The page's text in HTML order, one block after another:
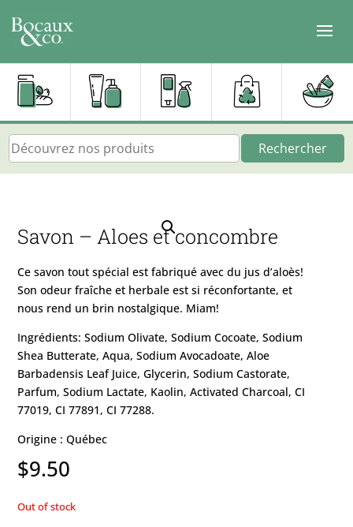
Rechercher
Savon – Aloes et concombre
Ce savon tout spécial est fabriqué avec du jus d’aloès!
Son odeur fraîche et herbale est si réconfortante, et
nous rend un brin nostalgique. Miam!
Ingrédients: Sodium Olivate, Sodium Cocoate, Sodium
Shea Butterate, Aqua, Sodium Avocadoate, Aloe
Barbadensis Leaf Juice, Glycerin, Sodium Castorate,
Parfum, Sodium Lactate, Kaolin, Activated Charcoal, CI
77019, CI 77891, CI 77288.
Origine : Québec
$9.50
Out of stock